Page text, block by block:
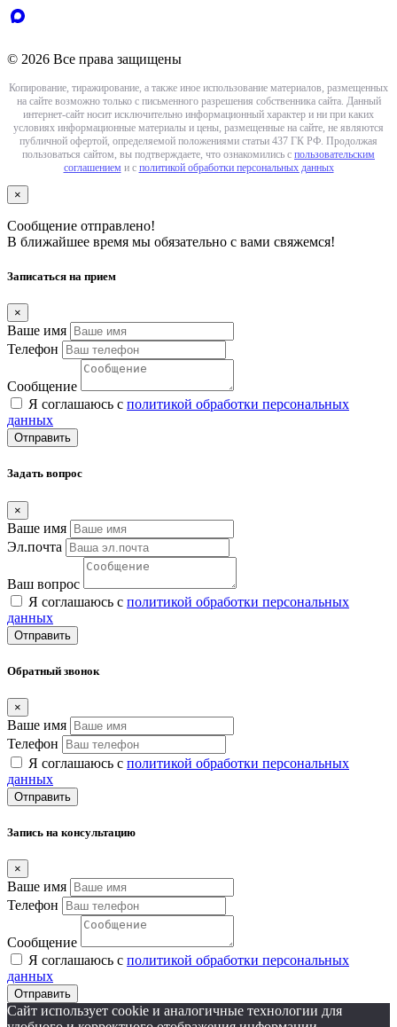
© 2026 Все права защищены
Копирование, тиражирование, а также иное использование материалов, размещенных
на сайте возможно только с письменного разрешения собственника сайта. Данный
интернет-сайт носит исключительно информационный характер и ни при каких
условиях информационные материалы и цены, размещенные на сайте, не являются
публичной офертой, определяемой положениями статьи 437 ГК РФ. Продолжая
пользоваться сайтом, вы подтверждаете, что ознакомились с пользовательским
соглашением и с политикой обработки персональных данных
×
Сообщение отправлено!
В ближайшее время мы обязательно с вами свяжемся!
Записаться на прием
×
Ваше имя
Телефон
Сообщение
Я соглашаюсь с политикой обработки персональных
данных
Отправить
Задать вопрос
×
Ваше имя
Эл.почта
Ваш вопрос
Я соглашаюсь с политикой обработки персональных
данных
Отправить
Обратный звонок
×
Ваше имя
Телефон
Я соглашаюсь с политикой обработки персональных
данных
Отправить
Запись на консультацию
×
Ваше имя
Телефон
Сообщение
Я соглашаюсь с политикой обработки персональных
данных
Отправить
Сайт использует cookie и аналогичные технологии для